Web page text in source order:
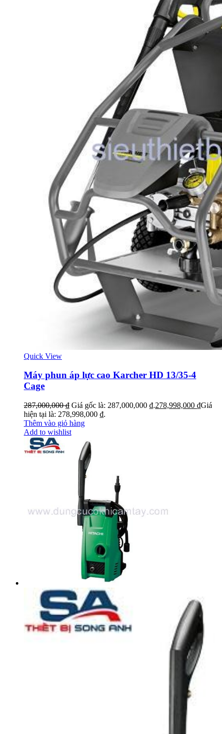
Quick View
Máy phun áp lực cao Karcher HD 13/35-4
Cage
287,000,000₫ Giá gốc là: 287,000,000 ₫.278,998,000 ₫Giá
hiện tại là: 278,998,000 ₫.
Thêm vào giỏ hàng
Add to wishlist